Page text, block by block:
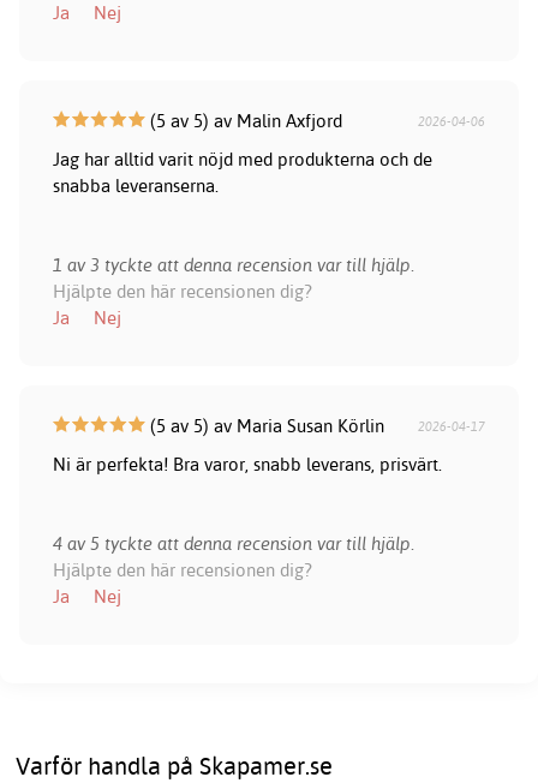
Ja
Nej
(5 av 5) av Malin Axfjord 2026-04-06
Jag har alltid varit nöjd med produkterna och de
snabba leveranserna.
1 av 3 tyckte att denna recension var till hjälp.
Hjälpte den här recensionen dig?
Ja
Nej
(5 av 5) av Maria Susan Körlin 2026-04-17
Ni är perfekta! Bra varor, snabb leverans, prisvärt.
4 av 5 tyckte att denna recension var till hjälp.
Hjälpte den här recensionen dig?
Ja
Nej
Varför handla på Skapamer.se